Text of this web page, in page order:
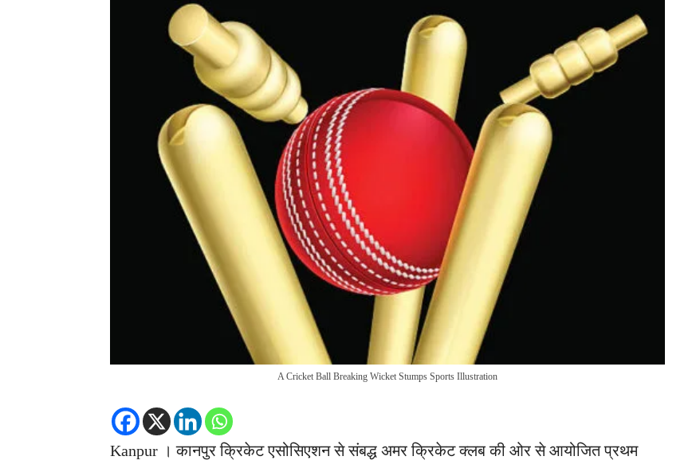
A Cricket Ball Breaking Wicket Stumps Sports Illustration
Kanpur । कानपुर क्रिकेट एसोसिएशन से संबद्ध अमर क्रिकेट क्लब की ओर से आयोजित प्रथम